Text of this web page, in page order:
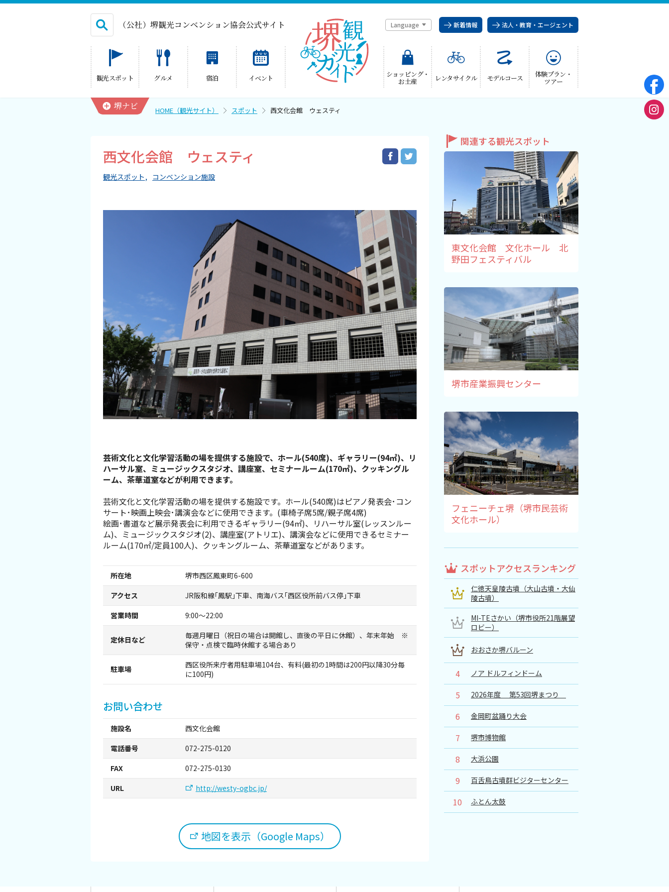
（公社）堺観光コンベンション協会公式サイト Language 新着情報 法人・教育・エージェント
観光スポット グルメ 宿泊 イベント ショッピング・
お土産 レンタサイクル モデルコース 体験プラン・
ツアー
简体中文
堺ナビ HOME（観光サイト） スポット 西文化会館 ウェスティ
西文化会館 ウェスティ
観光スポット コンベンション施設
芸術文化と文化学習活動の場を提供する施設で、ホール(540席)、ギャラリー(94㎡)、リ
ハーサル室、ミュージックスタジオ、講座室、セミナールーム(170㎡)、クッキングル
ーム、茶華道室などが利用できます。
芸術文化と文化学習活動の場を提供する施設です。ホール(540席)はピアノ発表会･コン
サート･映画上映会･講演会などに使用できます。(車椅子席5席/親子席4席)
絵画･書道など展示発表会に利用できるギャラリー(94㎡)、リハーサル室(レッスンルー
ム)、ミュージックスタジオ(2)、講座室(アトリエ)、講演会などに使用できるセミナー
ルーム(170㎡/定員100人)、クッキングルーム、茶華道室などがあります。
所在地
堺市西区鳳東町6-600
アクセス
JR阪和線｢鳳駅｣下車、南海バス｢西区役所前バス停｣下車
営業時間
9:00～22:00
定休日など
毎週月曜日（祝日の場合は開館し、直後の平日に休館）、年末年始 ※
保守・点検で臨時休館する場合あり
駐車場
西区役所来庁者用駐車場104台、有料(最初の1時間は200円以降30分毎
に100円)
お問い合わせ
施設名
西文化会館
電話番号
072-275-0120
FAX
072-275-0130
URL
http://westy-ogbc.jp/
地図を表示（Google Maps）
関連する観光スポット
東文化会館 文化ホール 北
野田フェスティバル
堺市産業振興センター
フェニーチェ堺（堺市民芸術
文化ホール）
スポットアクセスランキング
仁徳天皇陵古墳（大山古墳・大仙
陵古墳）
MI-TEさかい（堺市役所21階展望
ロビー）
おおさか堺バルーン
4 ノア ドルフィンドーム
5 2026年度 第53回堺まつり
6 金岡町盆踊り大会
7 堺市博物館
8 大浜公園
9 百舌鳥古墳群ビジターセンター
10 ふとん太鼓